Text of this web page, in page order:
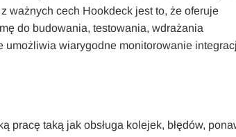
ważnych cech Hookdeck jest to, że oferuje
do budowania, testowania, wdrażania
umożliwia wiarygodne monitorowanie
pracę taką jak obsługa kolejek, błędów,